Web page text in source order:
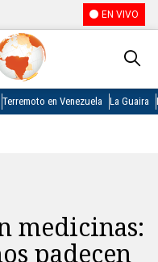
EN VIVO
Terremoto en Venezuela La Guaira
medicinas:
padecen